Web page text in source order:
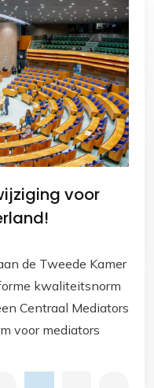
voor
de Tweede Kamer
kwaliteitsnorm
Centraal Mediators
voor mediators